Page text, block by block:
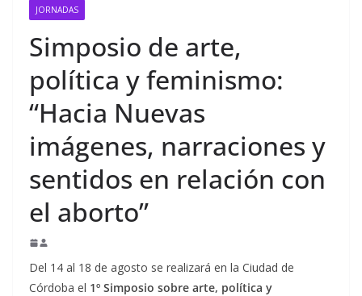
JORNADAS
Simposio de arte,
política y feminismo:
“Hacia Nuevas
imágenes, narraciones y
sentidos en relación con
el aborto”
Del 14 al 18 de agosto se realizará en la Ciudad de
Córdoba el 1º Simposio sobre arte, política y